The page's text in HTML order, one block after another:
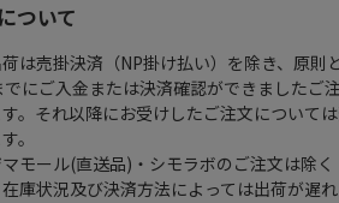
ついて
は売掛決済（NP掛け払い）を除き、原則
にご入金または決済確認ができましたご
。それ以降にお受けしたご注文について
。
モール(直送品)・シモラボのご注文は除く
庫状況及び決済方法によっては出荷が遅